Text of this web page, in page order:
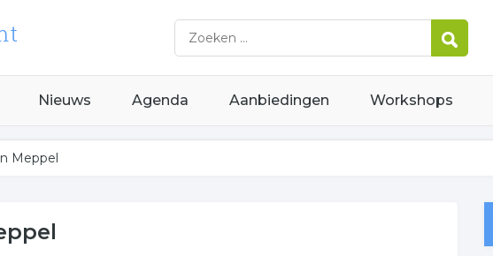
Nieuws Agenda Aanbiedingen Workshops
Meppel